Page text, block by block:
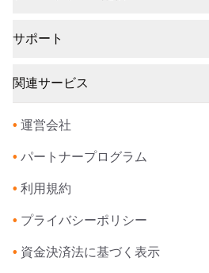
サポート
関連サービス
• 運営会社
• パートナープログラム
• 利用規約
• プライバシーポリシー
• 資金決済法に基づく表示